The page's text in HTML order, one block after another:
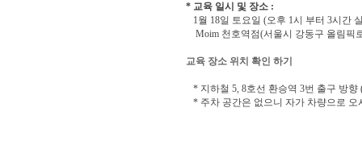
* 교육 일시 및 장소 :
1월 18일 토요일 (오후 1시 부터 3시간
Moim 천호역점(서울시 강동구 올림픽
교육 장소 위치 확인 하기
* 지하철 5, 8호선 환승역 3번 출구 방향
* 주차 공간은 없으니 자가 차량으로